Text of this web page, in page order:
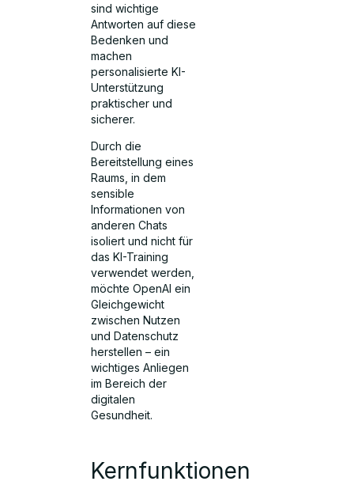
sind wichtige
Antworten auf diese
Bedenken und
machen
personalisierte KI-
Unterstützung
praktischer und
sicherer.
Durch die
Bereitstellung eines
Raums, in dem
sensible
Informationen von
anderen Chats
isoliert und nicht für
das KI-Training
verwendet werden,
möchte OpenAI ein
Gleichgewicht
zwischen Nutzen
und Datenschutz
herstellen – ein
wichtiges Anliegen
im Bereich der
digitalen
Gesundheit.
Kernfunktionen